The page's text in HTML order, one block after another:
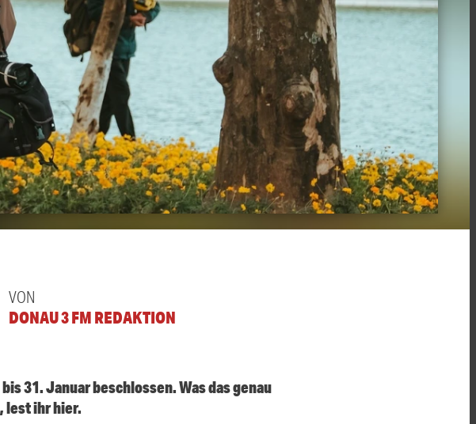
VON
DONAU 3 FM REDAKTION
31. Januar beschlossen. Was das genau
lest ihr hier.